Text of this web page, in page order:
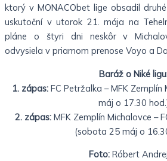
ktorý v MONACObet lige obsadil
uskutoční v utorok 21. mája na
pláne o štyri dni neskôr v
odvysiela v priamom prenose Voyo a
Baráž o Niké
1. zápas: FC Petržalka – MFK Zemplín
máj o 17.30
2. zápas: MFK Zemplín Michalovce –
(sobota 25 máj o
Foto: Róbert